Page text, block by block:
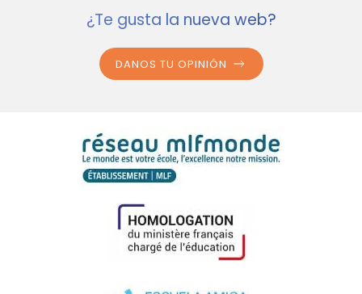
¿Te gusta la nueva web?
DANOS TU OPINIÓN